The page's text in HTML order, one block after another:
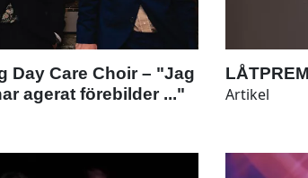
Day Care Choir – "Jag
agerat förebilder ..."
Artikel